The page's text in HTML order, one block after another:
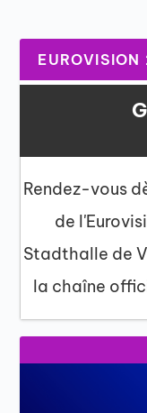
Rendez-vous
de
Stadthalle de
la chaîne